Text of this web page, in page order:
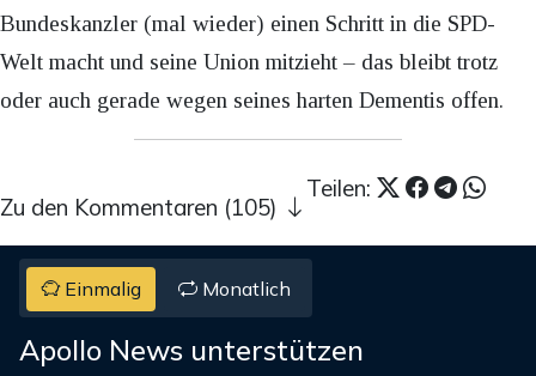
Bundeskanzler (mal wieder) einen Schritt in die SPD-
Welt macht und seine Union mitzieht – das bleibt trotz
oder auch gerade wegen seines harten Dementis offen.
Teilen:
Zu den Kommentaren (105)
Einmalig Monatlich
Apollo News unterstützen